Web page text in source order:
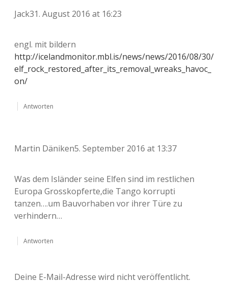
Jack31. August 2016 at 16:23
engl. mit bildern
http://icelandmonitor.mbl.is/news/news/2016/08/30/
elf_rock_restored_after_its_removal_wreaks_havoc_
on/
Antworten
Martin Däniken5. September 2016 at 13:37
Was dem Isländer seine Elfen sind im restlichen
Europa Grosskopferte,die Tango korrupti
tanzen….um Bauvorhaben vor ihrer Türe zu
verhindern…
Antworten
Deine E-Mail-Adresse wird nicht veröffentlicht.